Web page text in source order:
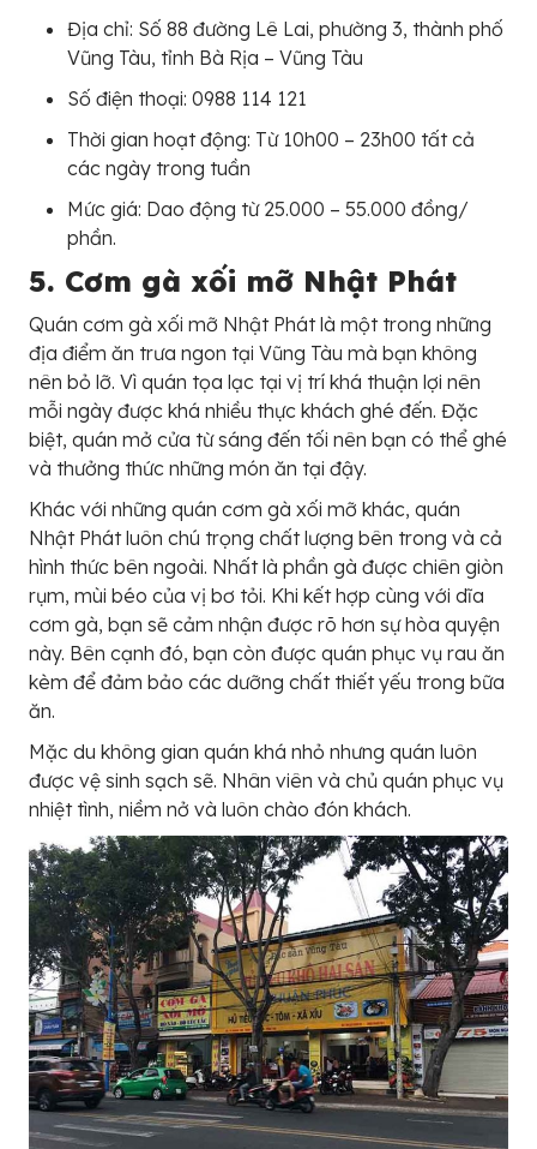
Địa chỉ: Số 88 đường Lê Lai, phường 3, thành phố
Vũng Tàu, tỉnh Bà Rịa – Vũng Tàu
Số điện thoại: 0988 114 121
Thời gian hoạt động: Từ 10h00 – 23h00 tất cả
các ngày trong tuần
Mức giá: Dao động từ 25.000 – 55.000 đồng/
phần.
5. Cơm gà xối mỡ Nhật Phát
Quán cơm gà xối mỡ Nhật Phát là một trong những
địa điểm ăn trưa ngon tại Vũng Tàu mà bạn không
nên bỏ lỡ. Vì quán tọa lạc tại vị trí khá thuận lợi nên
mỗi ngày được khá nhiều thực khách ghé đến. Đặc
biệt, quán mở cửa từ sáng đến tối nên bạn có thể ghé
và thưởng thức những món ăn tại đậy.
Khác với những quán cơm gà xối mỡ khác, quán
Nhật Phát luôn chú trọng chất lượng bên trong và cả
hình thức bên ngoài. Nhất là phần gà được chiên giòn
rụm, mùi béo của vị bơ tỏi. Khi kết hợp cùng với dĩa
cơm gà, bạn sẽ cảm nhận được rõ hơn sự hòa quyện
này. Bên cạnh đó, bạn còn được quán phục vụ rau ăn
kèm để đảm bảo các dưỡng chất thiết yếu trong bữa
ăn.
Mặc du không gian quán khá nhỏ nhưng quán luôn
được vệ sinh sạch sẽ. Nhân viên và chủ quán phục vụ
nhiệt tình, niềm nở và luôn chào đón khách.